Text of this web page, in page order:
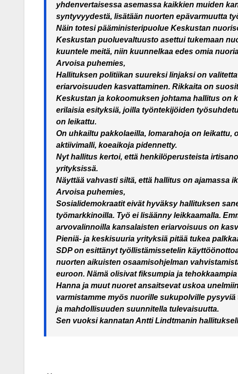
yhdenvertaisessa asemassa kaikkien muiden
syntyvyydestä, lisätään nuorten epävarmuutta
Näin totesi pääministeripuolue Keskustan
Keskustan puoluevaltuusto asettui tukemaan
kuuntele meitä, niin kuunnelkaa edes omia
Arvoisa puhemies,
Hallituksen politiikan suureksi linjaksi on
eriarvoisuuden kasvattaminen. Rikkaita on
Keskustan ja kokoomuksen johtama hallitus on
erilaisia esityksiä, joilla työntekijöiden
on leikattu.
On uhkailtu pakkolaeilla, lomarahoja on
aktiivimalli, koeaikoja pidennetty.
Nyt hallitus kertoi, että henkilöperusteista
yrityksissä.
Näyttää vahvasti siltä, että hallitus on ajamassa
Arvoisa puhemies,
Sosialidemokraatit eivät hyväksy hallituksen
työmarkkinoilla. Työ ei lisäänny leikkaamalla.
arvovalinnoilla kansalaisten eriarvoisuus on
Pieniä- ja keskisuuria yrityksiä pitää tukea
SDP on esittänyt työllistämissetelin
nuorten aikuisten osaamisohjelman
euroon. Nämä olisivat fiksumpia ja
Hanna ja muut nuoret ansaitsevat uskoa
varmistamme myös nuorille sukupolville
ja mahdollisuuden suunnitella tulevaisuutta.
Sen vuoksi kannatan Antti Lindtmanin